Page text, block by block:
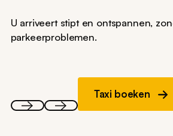
U arriveert stipt en ontspannen,
parkeerproblemen.
Taxi boeken